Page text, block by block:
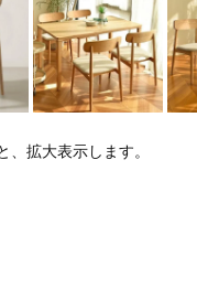
拡大表示します。